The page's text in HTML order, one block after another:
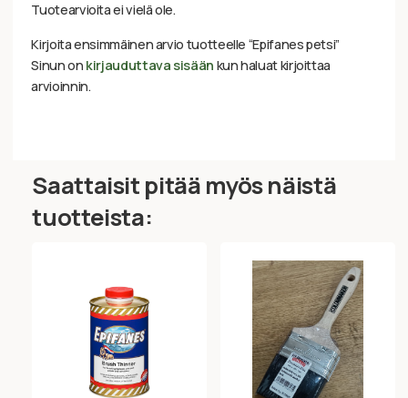
Tuotearvioita ei vielä ole.
Kirjoita ensimmäinen arvio tuotteelle “Epifanes petsi”
Sinun on kirjauduttava sisään kun haluat kirjoittaa
arvioinnin.
Saattaisit pitää myös näistä
tuotteista: